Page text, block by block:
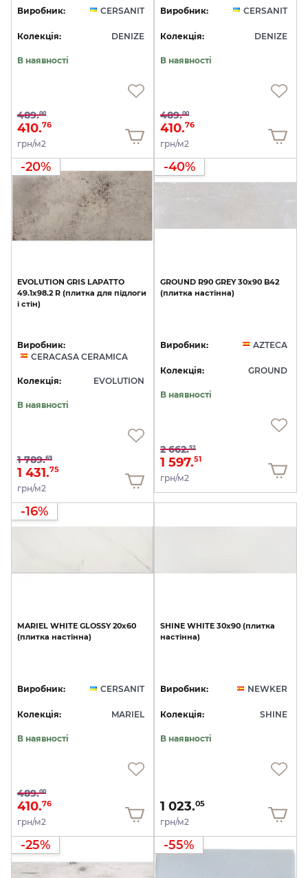
Виробник: CERSANIT
Колекція: DENIZE
В наявності
489.00
410.76
грн/м2
Виробник: CERSANIT
Колекція: DENIZE
В наявності
489.00
410.76
грн/м2
-20%
EVOLUTION GRIS LAPATTO
49.1х98.2 R (плитка для підлоги
і стін)
Виробник:
CERACASA CERAMICA
Колекція: EVOLUTION
В наявності
1 789.69
1 431.75
грн/м2
-40%
GROUND R90 GREY 30x90 B42
(плитка настінна)
Виробник: AZTECA
Колекція: GROUND
В наявності
2 662.52
1 597.51
грн/м2
-16%
MARIEL WHITE GLOSSY 20х60
(плитка настінна)
Виробник: CERSANIT
Колекція: MARIEL
В наявності
489.00
410.76
грн/м2
SHINE WHITE 30x90 (плитка
настінна)
Виробник: NEWKER
Колекція: SHINE
В наявності
1 023.05
грн/м2
-25% -55%